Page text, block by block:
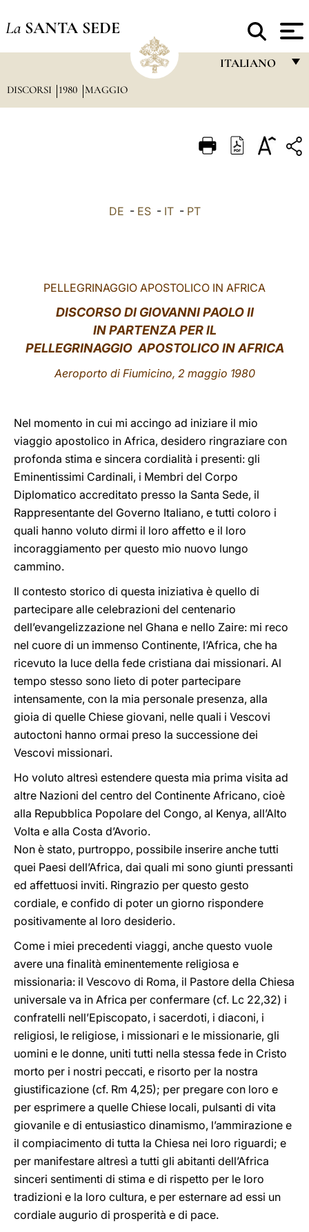
La SANTA SEDE
ITALIANO
ITALIANO
中文
DISCORSI 1980 MAGGIO
DE - ES- IT- PT
PELLEGRINAGGIO APOSTOLICO IN AFRICA
DISCORSO DI GIOVANNI PAOLO II
IN PARTENZA PER IL
PELLEGRINAGGIO APOSTOLICO IN AFRICA
Aeroporto di Fiumicino, 2 maggio 1980
Nel momento in cui mi accingo ad iniziare il mio
viaggio apostolico in Africa, desidero ringraziare con
profonda stima e sincera cordialità i presenti: gli
Eminentissimi Cardinali, i Membri del Corpo
Diplomatico accreditato presso la Santa Sede, il
Rappresentante del Governo Italiano, e tutti coloro i
quali hanno voluto dirmi il loro affetto e il loro
incoraggiamento per questo mio nuovo lungo
cammino.
Il contesto storico di questa iniziativa è quello di
partecipare alle celebrazioni del centenario
dell’evangelizzazione nel Ghana e nello Zaire: mi reco
nel cuore di un immenso Continente, l’Africa, che ha
ricevuto la luce della fede cristiana dai missionari. Al
tempo stesso sono lieto di poter partecipare
intensamente, con la mia personale presenza, alla
gioia di quelle Chiese giovani, nelle quali i Vescovi
autoctoni hanno ormai preso la successione dei
Vescovi missionari.
Ho voluto altresì estendere questa mia prima visita ad
altre Nazioni del centro del Continente Africano, cioè
alla Repubblica Popolare del Congo, al Kenya, all’Alto
Volta e alla Costa d’Avorio.
Non è stato, purtroppo, possibile inserire anche tutti
quei Paesi dell’Africa, dai quali mi sono giunti pressanti
ed affettuosi inviti. Ringrazio per questo gesto
cordiale, e confido di poter un giorno rispondere
positivamente al loro desiderio.
Come i miei precedenti viaggi, anche questo vuole
avere una finalità eminentemente religiosa e
missionaria: il Vescovo di Roma, il Pastore della Chiesa
universale va in Africa per confermare (cf. Lc 22,32) i
confratelli nell’Episcopato, i sacerdoti, i diaconi, i
religiosi, le religiose, i missionari e le missionarie, gli
uomini e le donne, uniti tutti nella stessa fede in Cristo
morto per i nostri peccati, e risorto per la nostra
giustificazione (cf. Rm 4,25); per pregare con loro e
per esprimere a quelle Chiese locali, pulsanti di vita
giovanile e di entusiastico dinamismo, l’ammirazione e
il compiacimento di tutta la Chiesa nei loro riguardi; e
per manifestare altresì a tutti gli abitanti dell’Africa
sinceri sentimenti di stima e di rispetto per le loro
tradizioni e la loro cultura, e per esternare ad essi un
cordiale augurio di prosperità e di pace.